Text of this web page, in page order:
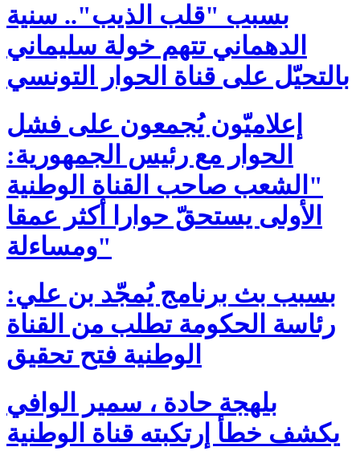
بسبب "قلب الذيب".. سنية
الدهماني تتهم خولة سليماني
بالتحيّل على قناة الحوار التونسي
إعلاميّون يُجمعون على فشل
الحوار مع رئيس الجمهورية:
"الشعب صاحب القناة الوطنية
الأولى يستحقّ حوارا أكثر عمقا
ومساءلة"
بسبب بث برنامج يُمجّد بن علي:
رئاسة الحكومة تطلب من القناة
الوطنية فتح تحقيق
بلهجة حادة ، سمير الوافي
يكشف خطأ إرتكبته قناة الوطنية